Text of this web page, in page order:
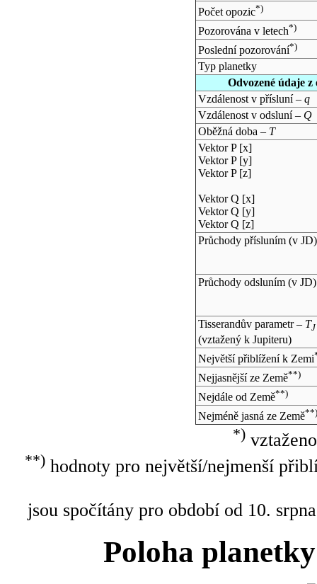
Počet opozic*)
Pozorována v letech*)
Poslední pozorování*)
Typ planetky
Odvozené údaje
Vzdálenost v přísluní – q
Vzdálenost v odsluní – Q
Oběžná doba – T
Vektor P [x]
Vektor P [y]
Vektor P [z]
Vektor Q [x]
Vektor Q [y]
Vektor Q [z]
Průchody přísluním (v JD)
Průchody odsluním (v JD)
Tisserandův parametr – TJ
(vztažený k Jupiteru)
Největší přiblížení k Zemi
Nejjasnější ze Země**)
Nejdále od Země**)
Nejméně jasná ze Země**)
*)
**)hodnoty pro největší/nejmenší
jsou spočítány pro období od 10.
Poloha